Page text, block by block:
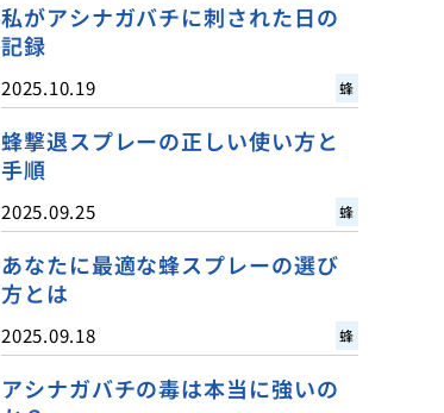
私がアシナガバチに刺された日の
記録
2025.10.19 蜂
蜂撃退スプレーの正しい使い方と
手順
2025.09.25 蜂
あなたに最適な蜂スプレーの選び
方とは
2025.09.18 蜂
アシナガバチの毒は本当に強いの